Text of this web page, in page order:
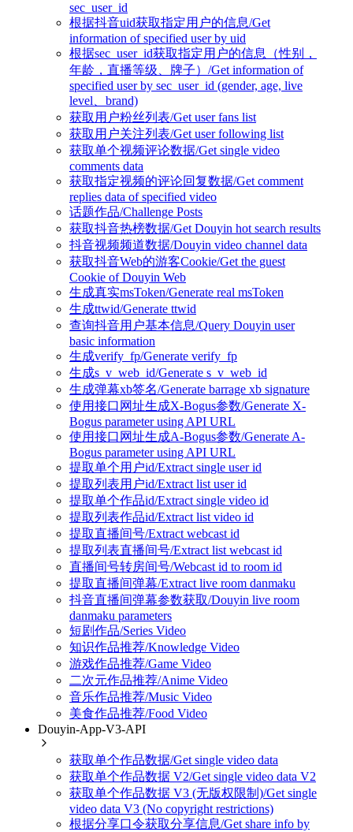
sec_user_id
根据抖音uid获取指定用户的信息/Get
information of specified user by uid
根据sec_user_id获取指定用户的信息（性别，
年龄，直播等级、牌子）/Get information of
specified user by sec_user_id (gender, age, live
level、brand)
获取用户粉丝列表/Get user fans list
获取用户关注列表/Get user following list
获取单个视频评论数据/Get single video
comments data
获取指定视频的评论回复数据/Get comment
replies data of specified video
话题作品/Challenge Posts
获取抖音热榜数据/Get Douyin hot search results
抖音视频频道数据/Douyin video channel data
获取抖音Web的游客Cookie/Get the guest
Cookie of Douyin Web
生成真实msToken/Generate real msToken
生成ttwid/Generate ttwid
查询抖音用户基本信息/Query Douyin user
basic information
生成verify_fp/Generate verify_fp
生成s_v_web_id/Generate s_v_web_id
生成弹幕xb签名/Generate barrage xb signature
使用接口网址生成X-Bogus参数/Generate X-
Bogus parameter using API URL
使用接口网址生成A-Bogus参数/Generate A-
Bogus parameter using API URL
提取单个用户id/Extract single user id
提取列表用户id/Extract list user id
提取单个作品id/Extract single video id
提取列表作品id/Extract list video id
提取直播间号/Extract webcast id
提取列表直播间号/Extract list webcast id
直播间号转房间号/Webcast id to room id
提取直播间弹幕/Extract live room danmaku
抖音直播间弹幕参数获取/Douyin live room
danmaku parameters
短剧作品/Series Video
知识作品推荐/Knowledge Video
游戏作品推荐/Game Video
二次元作品推荐/Anime Video
音乐作品推荐/Music Video
美食作品推荐/Food Video
Douyin-App-V3-API
获取单个作品数据/Get single video data
获取单个作品数据 V2/Get single video data V2
获取单个作品数据 V3 (无版权限制)/Get single
video data V3 (No copyright restrictions)
根据分享口令获取分享信息/Get share info by